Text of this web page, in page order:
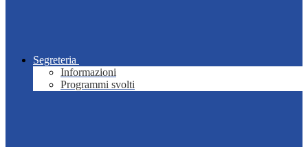
Segreteria
Informazioni
Programmi svolti